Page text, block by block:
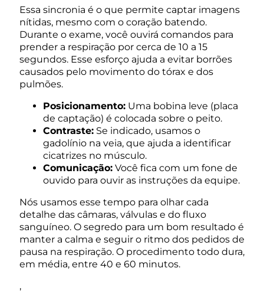
Essa sincronia é o que permite captar imagens
nítidas, mesmo com o coração batendo.
Durante o exame, você ouvirá comandos para
prender a respiração por cerca de 10 a 15
segundos. Esse esforço ajuda a evitar borrões
causados pelo movimento do tórax e dos
pulmões.
Posicionamento: Uma bobina leve (placa
de captação) é colocada sobre o peito.
Contraste: Se indicado, usamos o
gadolínio na veia, que ajuda a identificar
cicatrizes no músculo.
Comunicação: Você fica com um fone de
ouvido para ouvir as instruções da equipe.
Nós usamos esse tempo para olhar cada
detalhe das câmaras, válvulas e do fluxo
sanguíneo. O segredo para um bom resultado é
manter a calma e seguir o ritmo dos pedidos de
pausa na respiração. O procedimento todo dura,
em média, entre 40 e 60 minutos.
,